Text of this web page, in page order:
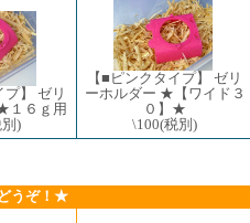
プ】 ゼリ
６ｇ用
)
【■ピンクタイプ】 ゼリ
ーホルダー ★【ワイド３
０】★
\100(税別)
うぞ！★